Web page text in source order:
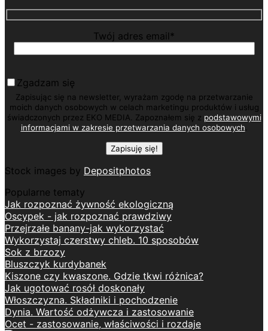
Twój adres email*
Zgadzam się
Zapisując się na newsletter, wyrażam zgodę na przetwarzanie
moich danych osobowych w celach marketingu produktów i usług
świadczonych przez EKO MEDIA. Zapoznałem się z podstawowymi
informacjami w zakresie przetwarzania danych osobowych.
Stock images by Depositphotos
Popularne tematy
Jak rozpoznać żywność ekologiczną
Oscypek - jak rozpoznać prawdziwy
Przejrzałe banany-jak wykorzystać
Wykorzystaj czerstwy chleb. 10 sposobów
Sok z brzozy
Bluszczyk kurdybanek
Kiszone czy kwaszone. Gdzie tkwi różnica?
Jak ugotować rosół doskonały
Włoszczyzna. Składniki i pochodzenie
Dynia. Wartość odżywcza i zastosowanie
Ocet - zastosowanie, właściwości i rozdaje